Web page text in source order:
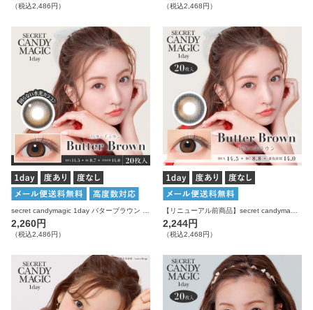
（税込2,486円） （税込2,468円）
secret candymagic 1day バターブラウン 20枚入り シークレットキャンディーマジック 水光 カラコン
2,260円
（税込2,486円）
【リニューアル前商品】secret candymagic 1day バターブラウン 20枚入り シークレットキャンディーマジック カラコン
2,244円
（税込2,468円）